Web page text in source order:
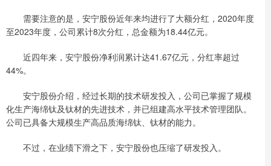
需要注意的是，安宁股份近年来均进行了大额分红，2020年度
至2023年度，公司累计8次分红，总金额为18.44亿元。
近四年来，安宁股份净利润累计达41.67亿元，分红率超过
44%。
安宁股份介绍，经过长期的技术研发投入，公司已掌握了规模
化生产海绵钛及钛材的先进技术，并已组建高水平技术管理团队。
公司已具备大规模生产高品质海绵钛、钛材的能力。
不过，在业绩下滑之下，安宁股份也压缩了研发投入。